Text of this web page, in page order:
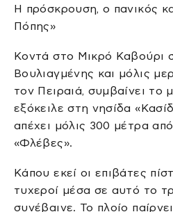
Η πρόσκρουση, ο πανικός
Πόπης»
Κοντά στο Μικρό Καβούρι
Βουλιαγμένης και μόλις
τον Πειραιά, συμβαίνει το
εξόκειλε στη νησίδα
απέχει μόλις 300 μέτρα
«Φλέβες».
Κάπου εκεί οι επιβάτες
τυχεροί μέσα σε αυτό το
συνέβαινε. Το πλοίο